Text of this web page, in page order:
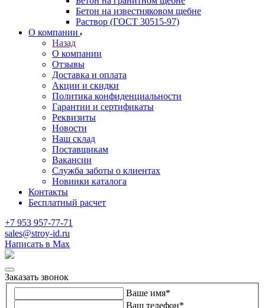
Бетон на известняковом щебне
Раствор (ГОСТ 30515-97)
О компании
Назад
О компании
Отзывы
Доставка и оплата
Акции и скидки
Политика конфиденциальности
Гарантии и сертификаты
Реквизиты
Новости
Наш склад
Поставщикам
Вакансии
Служба заботы о клиентах
Новинки каталога
Контакты
Бесплатный расчет
+7 953 957-77-71
sales@stroy-id.ru
Написать в Max
Заказать звонок
Ваше имя*
Ваш телефон*